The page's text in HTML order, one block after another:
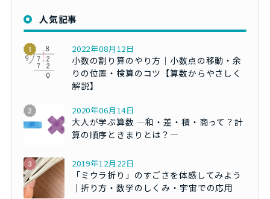
人気記事
2022年08月12日
小数の割り算のやり方｜小数点の移動・余
りの位置・検算のコツ【算数からやさしく
解説】
2020年06月14日
大人が学ぶ算数 ―和・差・積・商って？計
算の順序ときまりとは？―
2019年12月22日
「ミウラ折り」のすごさを体感してみよう
｜折り方・数学のしくみ・宇宙での応用